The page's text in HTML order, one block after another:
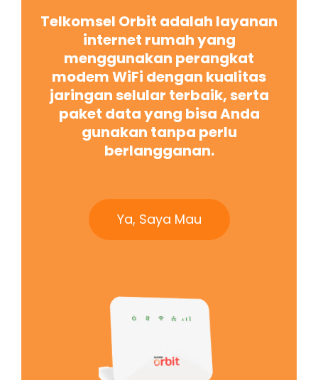
Telkomsel Orbit adalah layanan
internet rumah yang
menggunakan perangkat
modem WiFi dengan kualitas
jaringan selular terbaik, serta
paket data yang bisa Anda
gunakan tanpa perlu
berlangganan.
Ya, Saya Mau